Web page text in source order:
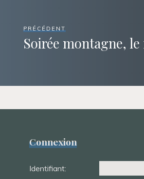
PRÉCÉDENT
Soirée montagne,
Connexion
Identifiant: